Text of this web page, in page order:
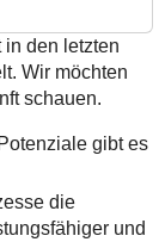
den letzten
Wir möchten
schauen.
gibt es
die
und